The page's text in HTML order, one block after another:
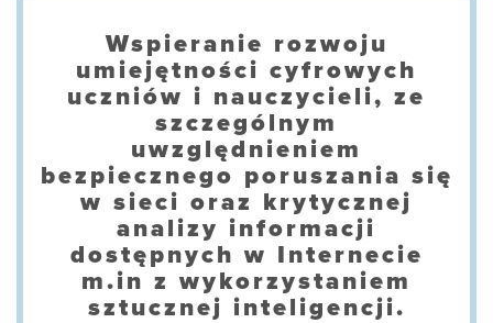
Wspieranie rozwoju
umiejętności cyfrowych
uczniów i nauczycieli, ze
szczególnym
uwzględnieniem
bezpiecznego poruszania się
w sieci oraz krytycznej
analizy informacji
dostępnych w Internecie
m.in z wykorzystaniem
sztucznej inteligencji.